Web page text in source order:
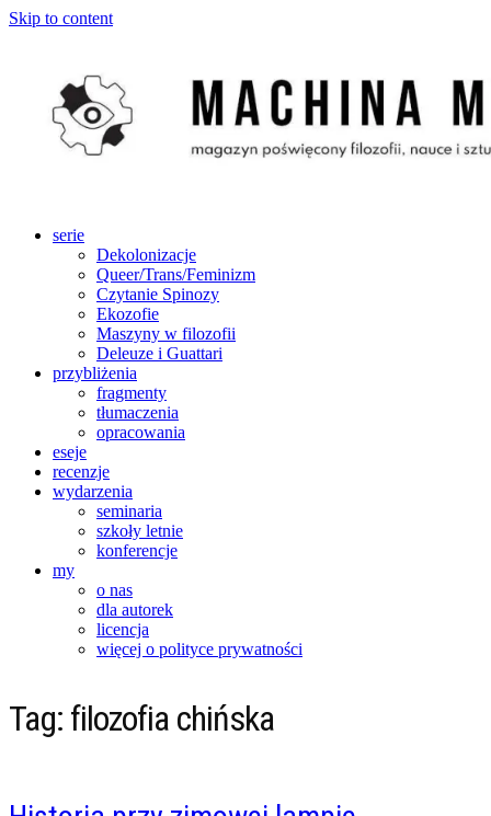
Skip to content
serie
Dekolonizacje
Queer/Trans/Feminizm
Czytanie Spinozy
Ekozofie
Maszyny w filozofii
Deleuze i Guattari
przybliżenia
fragmenty
tłumaczenia
opracowania
eseje
recenzje
wydarzenia
seminaria
szkoły letnie
konferencje
my
o nas
dla autorek
licencja
więcej o polityce prywatności
Tag: filozofia chińska